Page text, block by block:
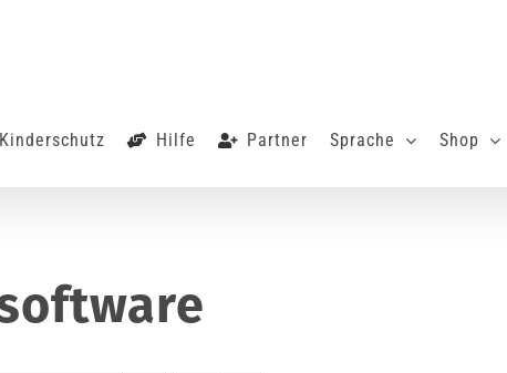
Kinderschutz Hilfe Partner Sprache Shop